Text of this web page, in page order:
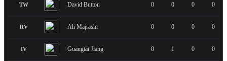
TW David Button 0 0 0 0
RV Ali Majrashi 0 0 0 0
IV Guangtai Jiang 0 1 0 0